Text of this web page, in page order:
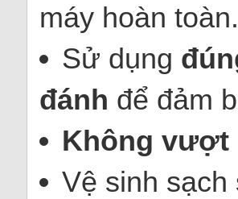
máy hoàn toàn.
Sử dụng
đánh để đảm
Không vượt
Vệ sinh